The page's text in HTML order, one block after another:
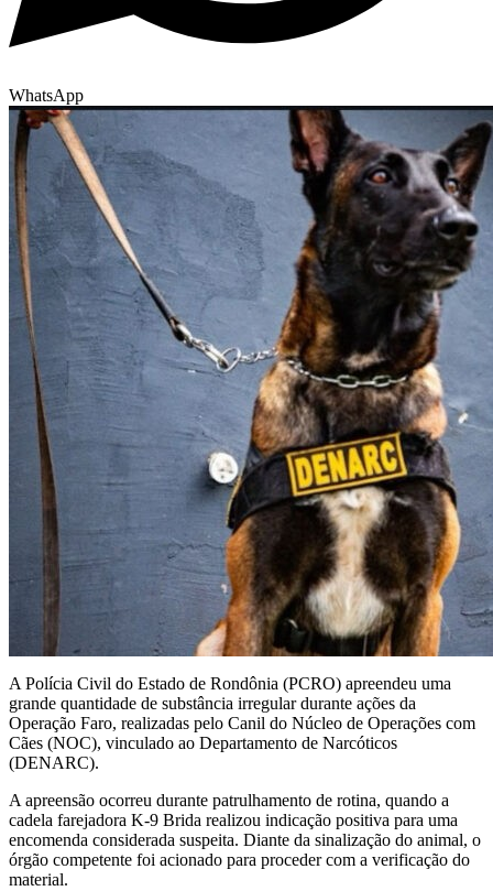
WhatsApp
A Polícia Civil do Estado de Rondônia (PCRO) apreendeu uma
grande quantidade de substância irregular durante ações da
Operação Faro, realizadas pelo Canil do Núcleo de Operações com
Cães (NOC), vinculado ao Departamento de Narcóticos
(DENARC).
A apreensão ocorreu durante patrulhamento de rotina, quando a
cadela farejadora K-9 Brida realizou indicação positiva para uma
encomenda considerada suspeita. Diante da sinalização do animal, o
órgão competente foi acionado para proceder com a verificação do
material.